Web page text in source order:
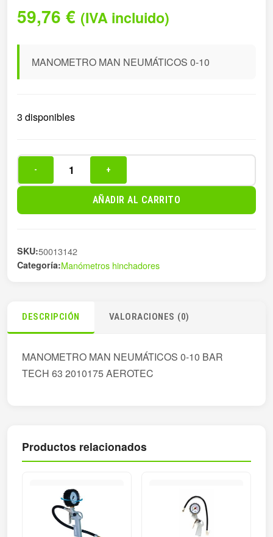
59,76 € (IVA incluido)
MANOMETRO MAN NEUMÁTICOS 0-10
3 disponibles
MANOMETRO
MAN
cantidad
- +
AÑADIR AL CARRITO
SKU:50013142
Categoría:Manómetros hinchadores
DESCRIPCIÓN VALORACIONES (0)
MANOMETRO MAN NEUMÁTICOS 0-10 BAR
TECH 63 2010175 AEROTEC
Productos relacionados